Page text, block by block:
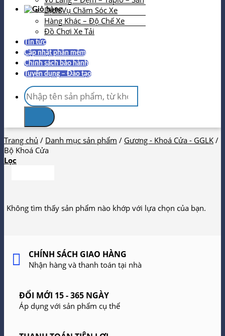
Dịch Vụ Chăm Sóc Xe
Hàng Khác – Độ Chế Xe
Đồ Chơi Xe Tải
Tin tức
Cập nhật phần mềm
Chính sách bảo hành
Tuyển dụng – Đào tạo
Tìm
kiếm:
Trang chủ / Danh mục sản phẩm / Gương - Khoá Cửa - GGLK /
Bộ Khoá Cửa
Lọc
Không tìm thấy sản phẩm nào khớp với lựa chọn của bạn.
CHÍNH SÁCH GIAO HÀNG
Nhận hàng và thanh toán tại nhà
ĐỔI MỚI 15 - 365 NGÀY
Áp dụng với sản phẩm cụ thể